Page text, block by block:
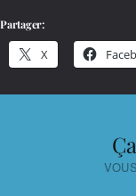
Partager:
X